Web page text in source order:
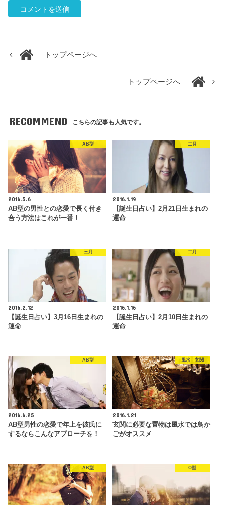
トップページへ
トップページへ
RECOMMEND こちらの記事も人気です。
AB型
2016.5.6
AB型の男性との恋愛で長く付き
合う方法はこれが一番！
二月
2016.1.19
【誕生日占い】2月21日生まれの
運命
三月
2016.2.12
【誕生日占い】3月16日生まれの
運命
二月
2016.1.16
【誕生日占い】2月10日生まれの
運命
AB型
2016.6.25
AB型男性の恋愛で年上を彼氏に
するならこんなアプローチを！
風水 玄関
2016.1.21
玄関に必要な置物は風水では鳥か
ごがオススメ
AB型 O型